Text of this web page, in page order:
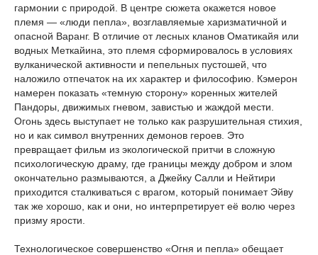
гармонии с природой. В центре сюжета окажется новое
племя — «люди пепла», возглавляемые харизматичной и
опасной Варанг. В отличие от лесных кланов Оматикайя или
водных Меткайина, это племя сформировалось в условиях
вулканической активности и пепельных пустошей, что
наложило отпечаток на их характер и философию. Кэмерон
намерен показать «темную сторону» коренных жителей
Пандоры, движимых гневом, завистью и жаждой мести.
Огонь здесь выступает не только как разрушительная стихия,
но и как символ внутренних демонов героев. Это
превращает фильм из экологической притчи в сложную
психологическую драму, где границы между добром и злом
окончательно размываются, а Джейку Салли и Нейтири
приходится сталкиваться с врагом, который понимает Эйву
так же хорошо, как и они, но интерпретирует её волю через
призму ярости.
Технологическое совершенство «Огня и пепла» обещает